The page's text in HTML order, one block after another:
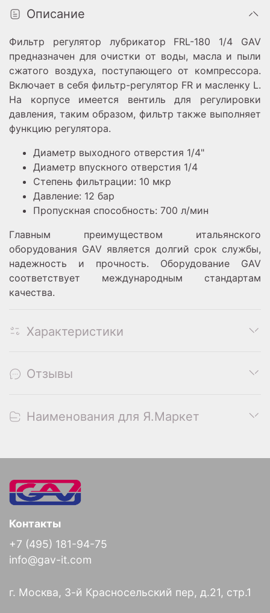
Описание
Фильтр регулятор лубрикатор FRL-180 1/4 GAV
предназначен для очистки от воды, масла и пыли
сжатого воздуха, поступающего от компрессора.
Включает в себя фильтр-регулятор FR и масленку L.
На корпусе имеется вентиль для регулировки
давления, таким образом, фильтр также выполняет
функцию регулятора.
Диаметр выходного отверстия 1/4"
Диаметр впускного отверстия 1/4
Степень фильтрации: 10 мкр
Давление: 12 бар
Пропускная способность: 700 л/мин
Главным преимуществом итальянского
оборудования GAV является долгий срок службы,
надежность и прочность. Оборудование GAV
соответствует международным стандартам
качества.
Характеристики
Отзывы
Наименования для Я.Маркет
Контакты
+7 (495) 181-94-75
info@gav-it.com
г. Москва, 3-й Красносельский пер, д.21, стр.1